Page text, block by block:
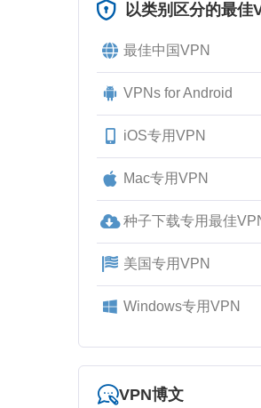
以类别区分的最佳
最佳中国VPN
VPNs for Android
iOS专用VPN
Mac专用VPN
种子下载专用最佳
美国专用VPN
Windows专用VPN
VPN博文